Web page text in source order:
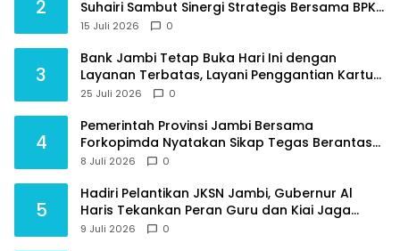
2
Suhairi Sambut Sinergi Strategis Bersama BPKP
Jambi
15 Juli 2026 0
3
Bank Jambi Tetap Buka Hari Ini dengan
Layanan Terbatas, Layani Penggantian Kartu
ATM dan Perubahan PIN
25 Juli 2026 0
4
Pemerintah Provinsi Jambi Bersama
Forkopimda Nyatakan Sikap Tegas Berantas
Geng Motor
8 Juli 2026 0
5
Hadiri Pelantikan JKSN Jambi, Gubernur Al
Haris Tekankan Peran Guru dan Kiai Jaga
Moral Generasi Bangsa
9 Juli 2026 0